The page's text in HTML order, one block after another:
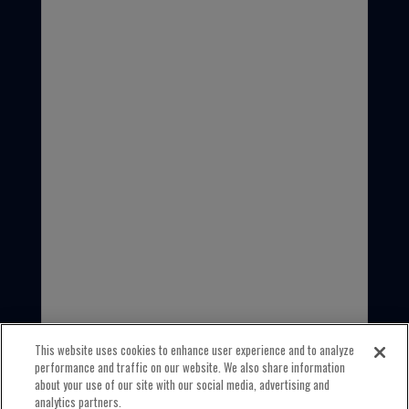
This website uses cookies to enhance user experience and to analyze
performance and traffic on our website. We also share information
about your use of our site with our social media, advertising and
analytics partners.